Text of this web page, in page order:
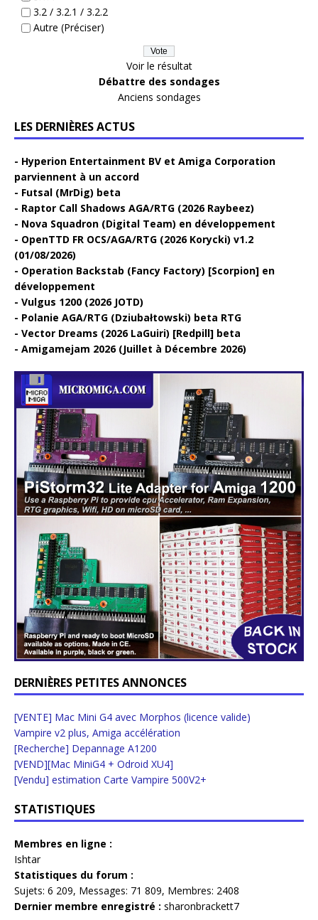
3.2 / 3.2.1 / 3.2.2
Autre (Préciser)
Voir le résultat
Débattre des sondages
Anciens sondages
LES DERNIÈRES ACTUS
Hyperion Entertainment BV et Amiga Corporation
parviennent à un accord
Futsal (MrDig) beta
Raptor Call Shadows AGA/RTG (2026 Raybeez)
Nova Squadron (Digital Team) en développement
OpenTTD FR OCS/AGA/RTG (2026 Korycki) v1.2
(01/08/2026)
Operation Backstab (Fancy Factory) [Scorpion] en
développement
Vulgus 1200 (2026 JOTD)
Polanie AGA/RTG (Dziubałtowski) beta RTG
Vector Dreams (2026 LaGuiri) [Redpill] beta
Amigamejam 2026 (Juillet à Décembre 2026)
DERNIÈRES PETITES ANNONCES
[VENTE] Mac Mini G4 avec Morphos (licence valide)
Vampire v2 plus, Amiga accélération
[Recherche] Depannage A1200
[VEND][Mac MiniG4 + Odroid XU4]
[Vendu] estimation Carte Vampire 500V2+
STATISTIQUES
Membres en ligne :
Ishtar
Statistiques du forum :
Sujets: 6 209, Messages: 71 809, Membres: 2408
Dernier membre enregistré : sharonbrackett7